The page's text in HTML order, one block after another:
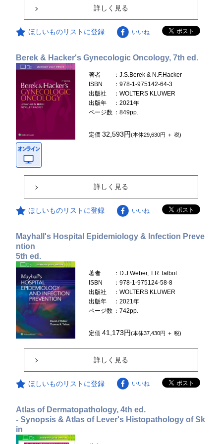
詳しく見る
ほしいものリストに登録 いいね
Berek & Hacker's Gynecologic Oncology, 7th ed.
著者
：J.S.Berek & N.F.Hacker
ISBN
：978-1-975142-64-3
出版社
：WOLTERS KLUWER
出版年
：2021年
ページ数 ：849pp.
定価32,593円(本体29,630円 ＋ 税)
詳しく見る
ほしいものリストに登録 いいね
Mayhall's Hospital Epidemiology & Infection Preve
ntion
5th ed.
著者
：D.J.Weber, T.R.Talbot
ISBN
：978-1-975124-58-8
出版社
：WOLTERS KLUWER
出版年
：2021年
ページ数 ：742pp.
定価41,173円(本体37,430円 ＋ 税)
詳しく見る
ほしいものリストに登録 いいね
Atlas of Dermatopathology, 4th ed.
- Synopsis & Atlas of Lever's Histopathology of Sk
in